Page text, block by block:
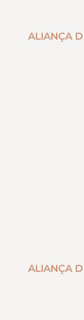
ALIANÇA
ALIANÇA